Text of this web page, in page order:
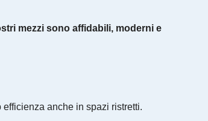
mezzi sono affidabili, moderni e
anche in spazi ristretti.